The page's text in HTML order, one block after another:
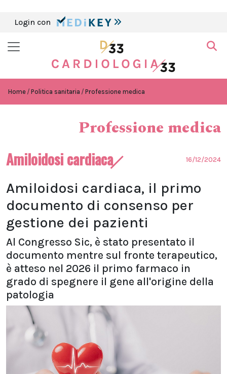
Login con
Home Politica sanitaria Professione medica
Professione medica
Amiloidosi cardiaca 16/12/2024
Amiloidosi cardiaca, il primo
documento di consenso per
gestione dei pazienti
Al Congresso Sic, è stato presentato il
documento mentre sul fronte terapeutico,
è atteso nel 2026 il primo farmaco in
grado di spegnere il gene all'origine della
patologia